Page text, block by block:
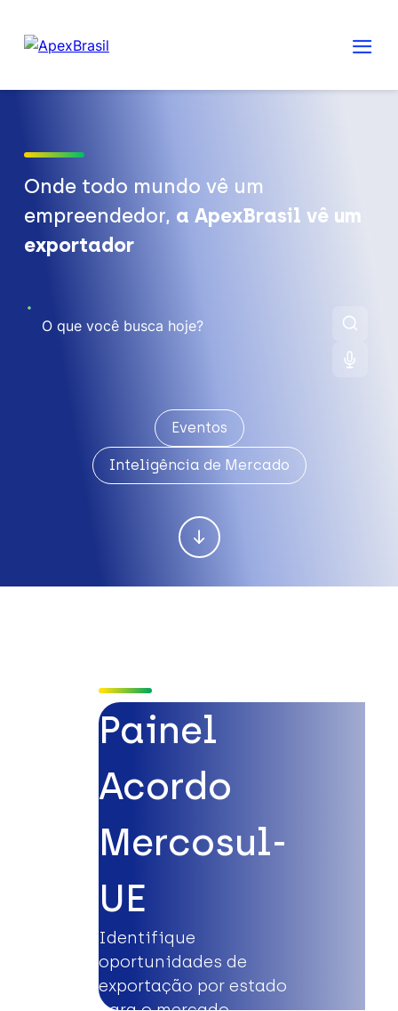
Onde todo mundo vê um
empreendedor, a ApexBrasil vê um
exportador
Eventos
Inteligência de Mercado
Painel
Acordo
Mercosul-
UE
Identifique
oportunidades de
exportação por estado